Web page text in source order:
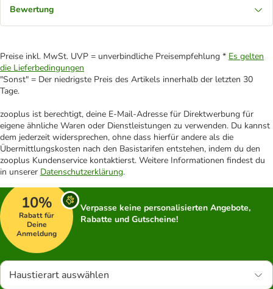
Bewertung
Preise inkl. MwSt. UVP = unverbindliche Preisempfehlung * Es gelten
die Lieferbedingungen
"Sonst" = Der niedrigste Preis des Artikels innerhalb der letzten 30
Tage.
zooplus ist berechtigt, deine E-Mail-Adresse für Direktwerbung für
eigene ähnliche Waren oder Dienstleistungen zu verwenden. Du kannst
dem jederzeit widersprechen, ohne dass hierfür andere als die
Übermittlungskosten nach den Basistarifen entstehen, indem du den
zooplus Kundenservice kontaktierst. Weitere Informationen findest du
in unserer Datenschutzerklärung.
10%
Rabatt für
Deine
Anmeldung
Verpasse keine personalisierten Angebote,
Rabatte und Gutscheine!
Haustierart auswählen